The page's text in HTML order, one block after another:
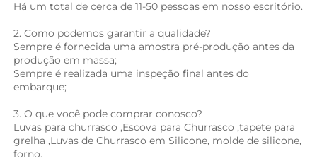
2. Como podemos garantir a qualidade?
Sempre é fornecida uma amostra pré-produção antes da
produção em massa;
Sempre é realizada uma inspeção final antes do
embarque;
3. O que você pode comprar conosco?
Luvas para churrasco ,Escova para Churrasco ,tapete para
grelha ,Luvas de Churrasco em Silicone, molde de silicone,
forno.